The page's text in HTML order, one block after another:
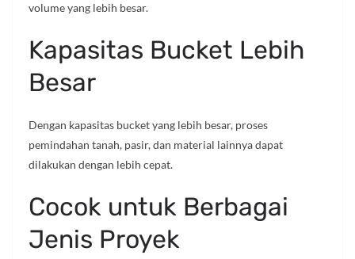
volume yang lebih besar.
Kapasitas Bucket Lebih
Besar
Dengan kapasitas bucket yang lebih besar, proses
pemindahan tanah, pasir, dan material lainnya dapat
dilakukan dengan lebih cepat.
Cocok untuk Berbagai
Jenis Proyek